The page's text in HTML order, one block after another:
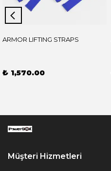
ARMOR LIFTING STRAPS
₺ 1,570.00
Müşteri Hizmetleri